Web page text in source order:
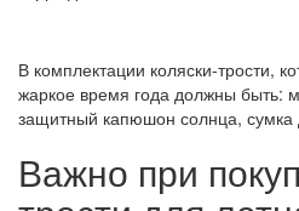
В комплектации коляски-трости,
жаркое время года должны быть:
защитный капюшон солнца,
Важно при